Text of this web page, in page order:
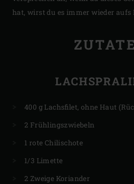
hat, wirst du es immer wieder aufs
400 g Lachsfilet, ohne Haut
2 Frühlingszwiebeln
1 rote Chilischote
1/3 Limette
2 Zweige Koriander